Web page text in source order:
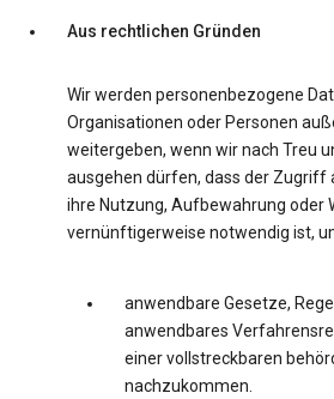
Aus rechtlichen Gründen
Wir werden personenbezogene
Organisationen oder Personen
weitergeben, wenn wir nach Treu
ausgehen dürfen, dass der Zugriff
ihre Nutzung, Aufbewahrung oder
vernünftigerweise notwendig ist,
anwendbare Gesetze,
anwendbares
einer vollstreckbaren
nachzukommen.